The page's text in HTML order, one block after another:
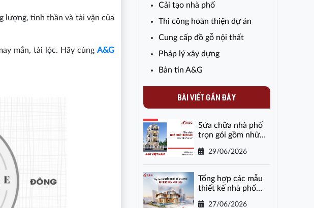
lượng, tinh thần và tài vận của
mắn, tài lộc. Hãy cùng A&G
Cải tạo nhà phố
Thi công hoàn thiện dự án
Cung cấp đồ gỗ nội thất
Pháp lý xây dựng
Bản tin A&G
BÀI VIẾT GẦN ĐÂY
Sửa chữa nhà phố
trọn gói gồm những
29/06/2026
Tổng hợp các mẫu
thiết kế nhà phố
27/06/2026